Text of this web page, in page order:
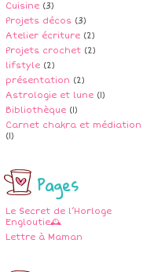
Cuisine (3)
Projets décos (3)
Atelier écriture (2)
Projets crochet (2)
lifstyle (2)
présentation (2)
Astrologie et lune (1)
Bibliothèque (1)
Carnet chakra et médiation
(1)
Pages
Le Secret de l’Horloge
Engloutie🕰️
Lettre à Maman